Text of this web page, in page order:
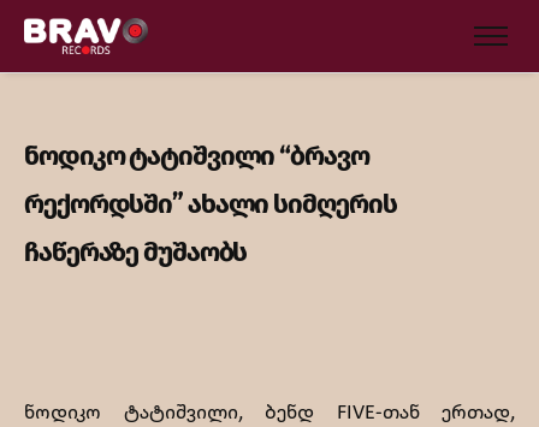
ნოდიკო ტატიშვილი “ბრავო
რექორდსში” ახალი სიმღერის
ჩაწერაზე მუშაობს
ნოდიკო ტატიშვილი, ბენდ FIVE-თან ერთად,